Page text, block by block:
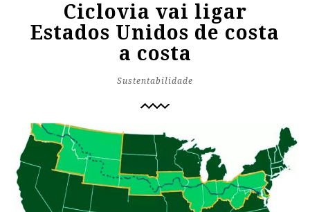
Ciclovia vai ligar
Estados Unidos de costa
a costa
Sustentabilidade